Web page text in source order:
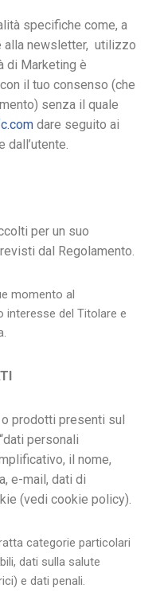
specifiche come, a
newsletter, utilizzo
di Marketing è
il tuo consenso (che
senza il quale
dare seguito ai
per un suo
dal Regolamento.
momento al
interesse del Titolare e
prodotti presenti sul
personali
il nome,
e-mail, dati di
(vedi cookie policy).
categorie particolari
dati sulla salute
e dati penali.